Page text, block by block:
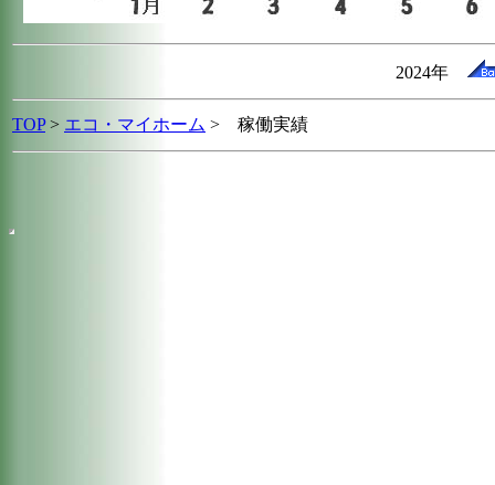
2024年
TOP> エコ・マイホーム > 稼働実績